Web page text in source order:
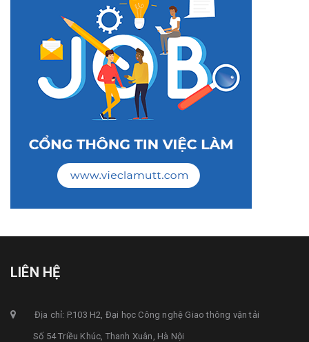
LIÊN HỆ
Địa chỉ: P.103 H2, Đại học Công nghệ Giao thông vận tải
Số 54 Triều Khúc, Thanh Xuân, Hà Nội